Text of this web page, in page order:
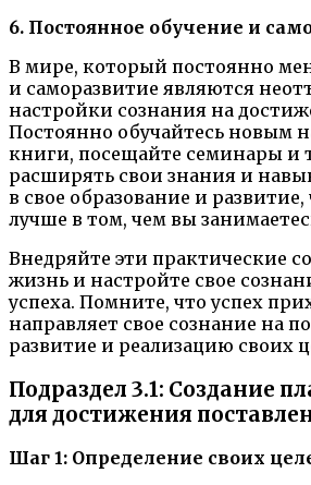
6. Постоянное обучение и
В мире, который постоянно
и саморазвитие являются
настройки сознания на
Постоянно обучайтесь новым
книги, посещайте семинары и
расширять свои знания и
в свое образование и
лучше в том, чем вы
Внедряйте эти практические
жизнь и настройте свое
успеха. Помните, что успех
направляет свое сознание на
развитие и реализацию своих
Подраздел 3.1: Создание
для достижения
Шаг 1: Определение своих